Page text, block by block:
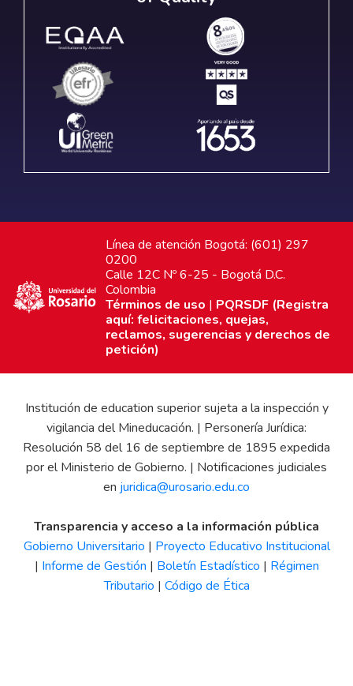
Línea de atención Bogotá: (601) 297
0200
Calle 12C Nº 6-25 - Bogotá D.C.
Colombia
Términos de uso | PQRSDF (Registra
aquí: felicitaciones, quejas,
reclamos, sugerencias y derechos de
petición)
Institución de education superior sujeta a la inspección y
vigilancia del Mineducación. | Personería Jurídica:
Resolución 58 del 16 de septiembre de 1895 expedida
por el Ministerio de Gobierno. | Notificaciones judiciales
en juridica@urosario.edu.co
Transparencia y acceso a la información pública
Gobierno Universitario | Proyecto Educativo Institucional
| Informe de Gestión | Boletín Estadístico | Régimen
Tributario | Código de Ética